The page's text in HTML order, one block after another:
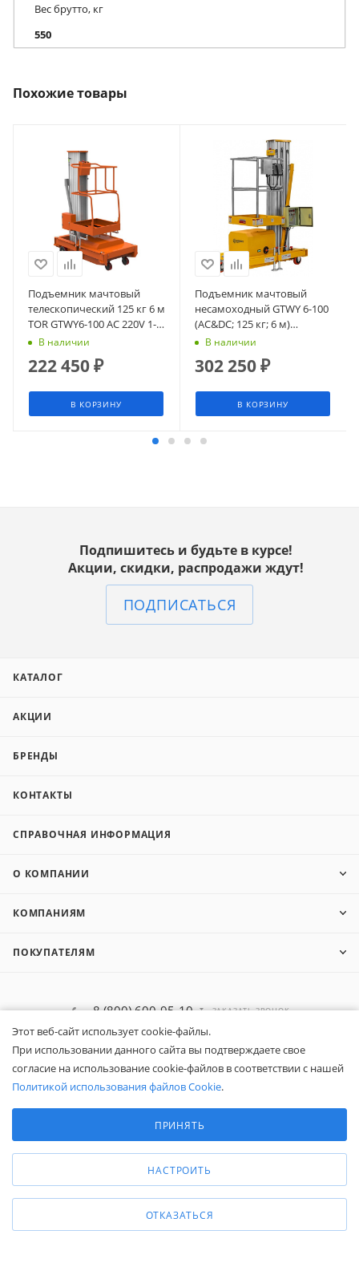
Вес брутто, кг
550
Похожие товары
Подъемник мачтовый
телескопический 125 кг 6 м
TOR GTWY6-100 AC 220V 1-
мачтовый (от сети) (G)
В наличии
222 450₽
В КОРЗИНУ
Подъемник мачтовый
несамоходный GTWY 6-100
(AC&DC; 125 кг; 6 м)
СМАРТЛИФТ (SMARTLIFT)
В наличии
302 250₽
В КОРЗИНУ
Подпишитесь и будьте в курсе!
Акции, скидки, распродажи ждут!
ПОДПИСАТЬСЯ
КАТАЛОГ
АКЦИИ
БРЕНДЫ
КОНТАКТЫ
СПРАВОЧНАЯ ИНФОРМАЦИЯ
О КОМПАНИИ
КОМПАНИЯМ
ПОКУПАТЕЛЯМ
8 (800) 600-95-10 ЗАКАЗАТЬ ЗВОНОК
zakaz@belapex.ru
г. Москва, ул. Промышленная, д. 11
Этот веб-сайт использует cookie-файлы.
При использовании данного сайта вы подтверждаете свое
согласие на использование cookie-файлов в соответствии с нашей
Политикой использования файлов Cookie.
Аналитические/Функциональные
ПРИНЯТЬ
НАСТРОИТЬ
ОТКАЗАТЬСЯ